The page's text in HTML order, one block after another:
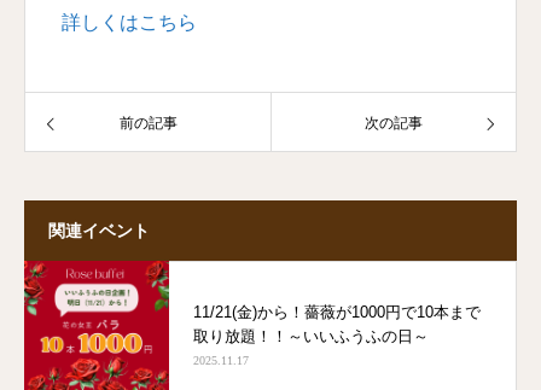
詳しくはこちら
前の記事 次の記事
関連イベント
11/21(金)から！薔薇が1000円で10本まで
取り放題！！～いいふうふの日～
2025.11.17